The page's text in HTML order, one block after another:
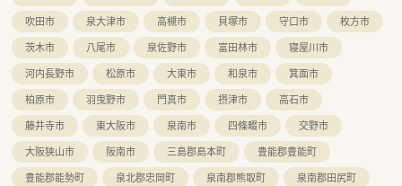
吹田市
泉大津市 高槻市 貝塚市 守口市
枚方市
茨木市
八尾市 泉佐野市 富田林市
寝屋川市
河内長野市
松原市 大東市 和泉市
箕面市
柏原市
羽曳野市 門真市 摂津市
高石市
藤井寺市
東大阪市 泉南市 四條畷市
交野市
大阪狭山市
阪南市 三島郡島本町
豊能郡豊能町
豊能郡能勢町
泉北郡忠岡町 泉南郡熊取町
泉南郡田尻町